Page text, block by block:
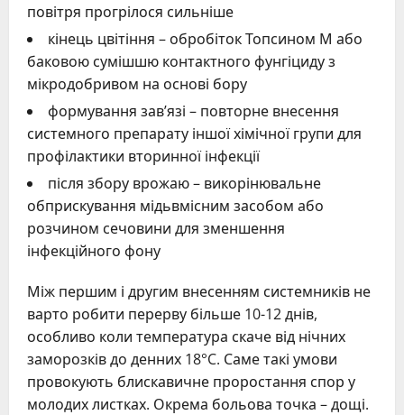
повітря прогрілося сильніше
кінець цвітіння – обробіток Топсином М або
баковою сумішшю контактного фунгіциду з
мікродобривом на основі бору
формування зав’язі – повторне внесення
системного препарату іншої хімічної групи для
профілактики вторинної інфекції
після збору врожаю – викорінювальне
обприскування мідьвмісним засобом або
розчином сечовини для зменшення
інфекційного фону
Між першим і другим внесенням системників не
варто робити перерву більше 10-12 днів,
особливо коли температура скаче від нічних
заморозків до денних 18°C. Саме такі умови
провокують блискавичне проростання спор у
молодих листках. Окрема больова точка – дощі.